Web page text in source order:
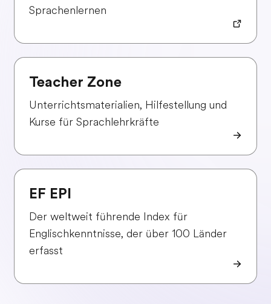
Sprachenlernen
Teacher Zone
Unterrichtsmaterialien, Hilfestellung und
Kurse für Sprachlehrkräfte
EF EPI
Der weltweit führende Index für
Englischkenntnisse, der über 100 Länder
erfasst